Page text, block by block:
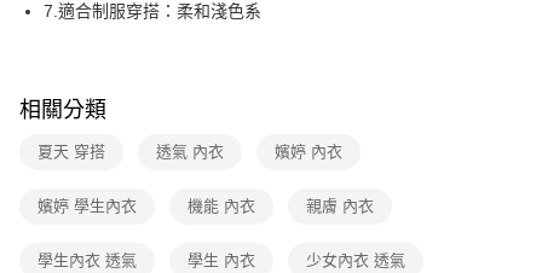
每筆NT$80，滿NT$1,000(含以上)免運費
每筆NT$80，滿NT$1,000(含以上)免運費
宅配
每筆NT$220
7.適合制服穿搭：柔和淺色系
相關分類
夏天 穿搭 透氣 內衣 嬪婷 內衣
嬪婷 學生內衣 機能 內衣 親膚 內衣
學生內衣 透氣 學生 內衣 少女內衣 透氣